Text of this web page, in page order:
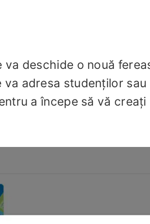
va deschide o nouă
adresa studenților
a începe să vă